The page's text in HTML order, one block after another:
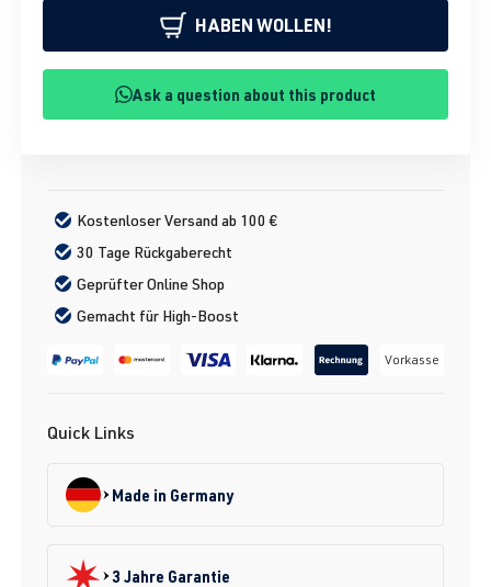
HABEN WOLLEN!
Ask a question about this product
Kostenloser Versand ab 100 €
30 Tage Rückgaberecht
Geprüfter Online Shop
Gemacht für High-Boost
Vorkasse
Quick Links
Made in Germany
3 Jahre Garantie